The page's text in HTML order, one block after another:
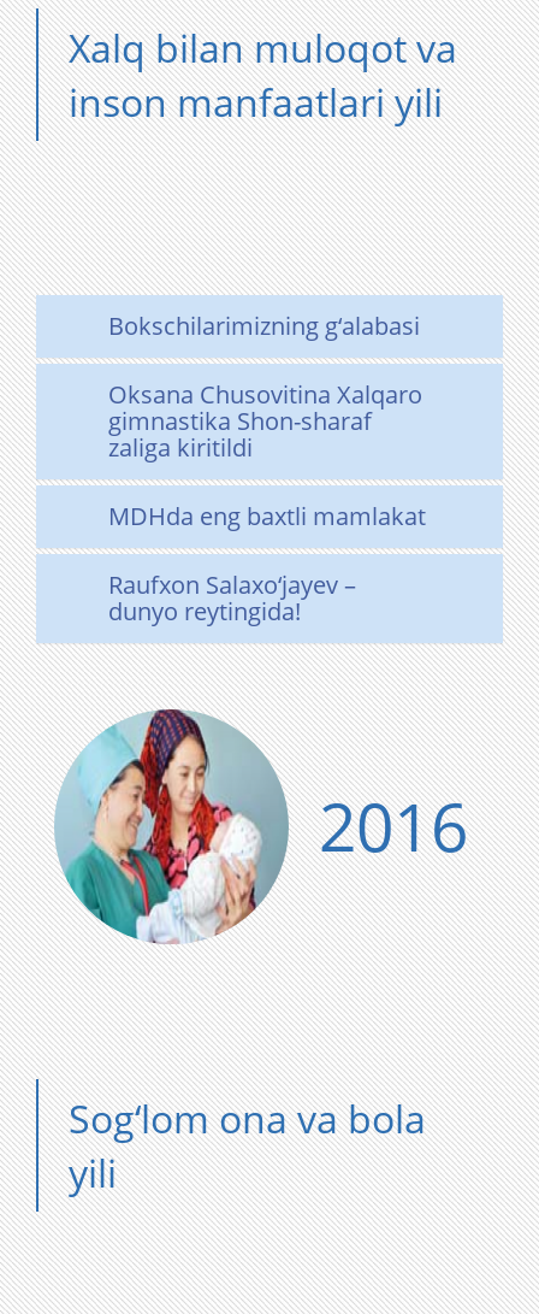
Xalq bilan muloqot va
inson manfaatlari yili
Bokschilarimizning g‘alabasi
Oksana Chusovitina Xalqaro
gimnastika Shon-sharaf
zaliga kiritildi
MDHda eng baxtli mamlakat
Raufxon Salaxo‘jayev –
dunyo reytingida!
2016
Sog‘lom ona va bola
yili